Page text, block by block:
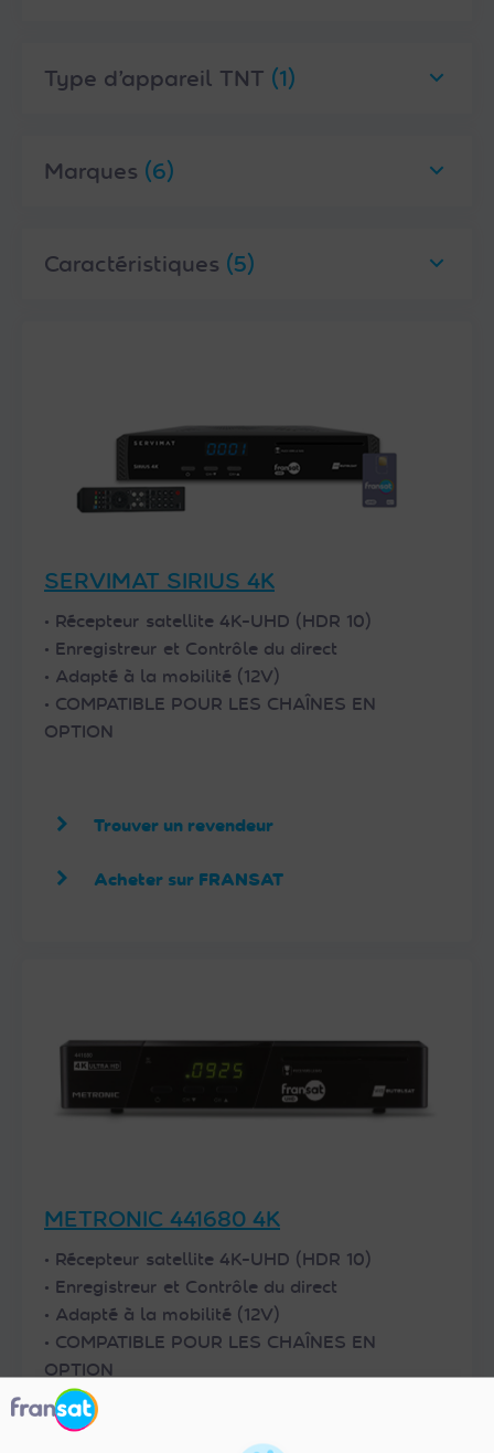
Type d’appareil TNT (1)
Marques (6)
Caractéristiques (5)
SERVIMAT SIRIUS 4K
• Récepteur satellite 4K-UHD (HDR 10)
• Enregistreur et Contrôle du direct
• Adapté à la mobilité (12V)
• COMPATIBLE POUR LES CHAÎNES EN
OPTION
Trouver un revendeur
Acheter sur FRANSAT
METRONIC 441680 4K
• Récepteur satellite 4K-UHD (HDR 10)
• Enregistreur et Contrôle du direct
• Adapté à la mobilité (12V)
• COMPATIBLE POUR LES CHAÎNES EN
OPTION